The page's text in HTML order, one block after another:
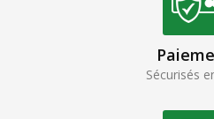
Sécurisés